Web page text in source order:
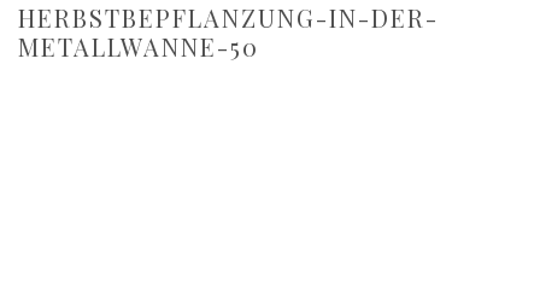
HERBSTBEPFLANZUNG-IN-DER-
METALLWANNE-50